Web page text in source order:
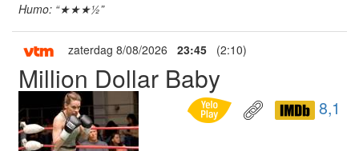
Humo: “★★★½”
zaterdag 8/08/2026 23:45 (2:10)
Million Dollar Baby
8,1